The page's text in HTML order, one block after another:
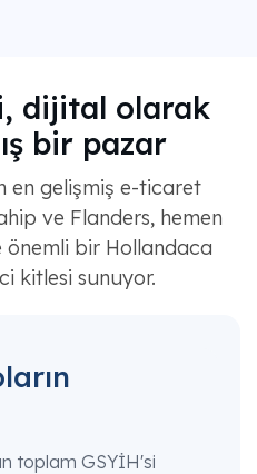
dijital olarak
bir pazar
en gelişmiş e-ticaret
ve Flanders, hemen
önemli bir Hollandaca
kitlesi sunuyor.
toplam GSYİH'si